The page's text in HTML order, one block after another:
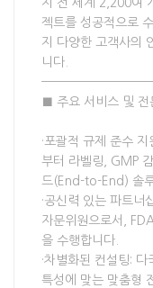
지 전 세계 2,200여
젝트를 성공적으로
지 다양한 고객사의
니다.
■ 주요 서비스 및 전
·포괄적 규제 준수
부터 라벨링, GMP
드(End-to-End) 솔
·공신력 있는 파트너
자문위원으로서,
을 수행합니다.
·차별화된 컨설팅:
특성에 맞는 맞춤형